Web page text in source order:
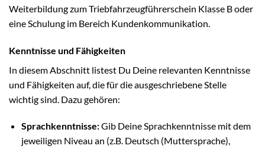
Weiterbildung zum Triebfahrzeugführerschein Klasse B oder
eine Schulung im Bereich Kundenkommunikation.
Kenntnisse und Fähigkeiten
In diesem Abschnitt listest Du Deine relevanten Kenntnisse
und Fähigkeiten auf, die für die ausgeschriebene Stelle
wichtig sind. Dazu gehören:
Sprachkenntnisse:Gib Deine Sprachkenntnisse mit dem
jeweiligen Niveau an (z.B. Deutsch (Muttersprache),